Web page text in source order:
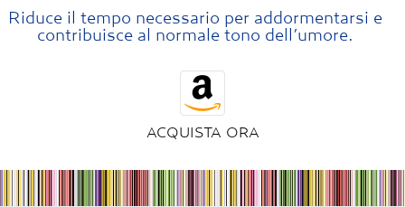
Riduce il tempo necessario per addormentarsi e
contribuisce al normale tono dell’umore.
ACQUISTA ORA